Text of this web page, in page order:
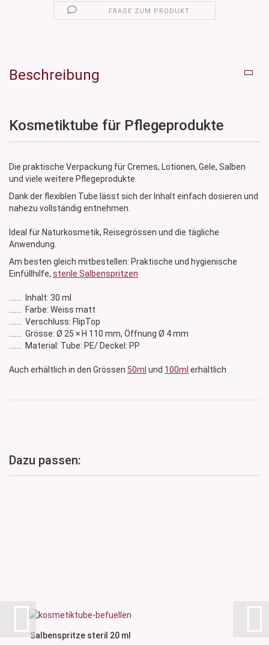
FRAGE ZUM PRODUKT
Beschreibung
Kosmetiktube für Pflegeprodukte
Die praktische Verpackung für Cremes, Lotionen, Gele, Salben
und viele weitere Pflegeprodukte.
Dank der flexiblen Tube lässt sich der Inhalt einfach dosieren und
nahezu vollständig entnehmen.
Ideal für Naturkosmetik, Reisegrössen und die tägliche
Anwendung.
Am besten gleich mitbestellen: Praktische und hygienische
Einfüllhilfe, sterile Salbenspritzen
....... Inhalt: 30 ml
....... Farbe: Weiss matt
....... Verschluss: FlipTop
....... Grösse: Ø 25 × H 110 mm, Öffnung Ø 4 mm
....... Material: Tube: PE/ Deckel: PP
Auch erhältlich in den Grössen 50ml und 100ml erhältlich
Dazu passen:
Salbenspritze steril 20 ml